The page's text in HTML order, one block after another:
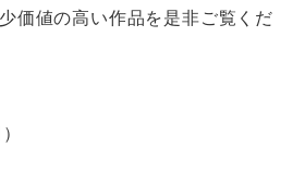
価値の高い作品を是非ご覧くだ